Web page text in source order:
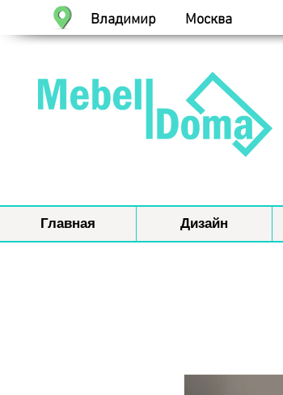
Владимир Москва
Главная Дизайн